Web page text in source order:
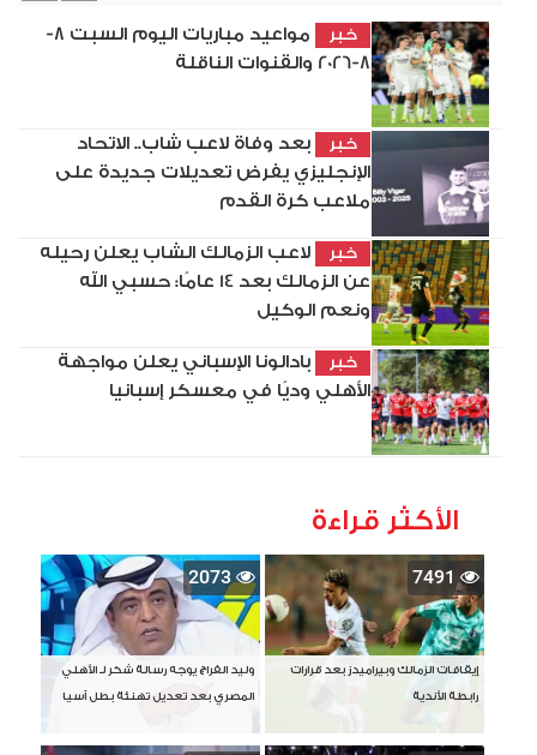
خبر
مواعيد مباريات اليوم السبت 8-
8-2026 والقنوات الناقلة
خبر
بعد وفاة لاعب شاب.. الاتحاد
الإنجليزي يفرض تعديلات جديدة على
ملاعب كرة القدم
خبر
لاعب الزمالك الشاب يعلن رحيله
عن الزمالك بعد 14 عامًا: حسبي الله
ونعم الوكيل
خبر
بادالونا الإسباني يعلن مواجهة
الأهلي وديًا في معسكر إسبانيا
الأكثر قراءة
7491
إيقافات الزمالك وبيراميدز بعد قرارات
رابطة الأندية
2073
وليد الفراج يوجه رسالة شكر لـ الأهلي
المصري بعد تعديل تهنئة بطل آسيا